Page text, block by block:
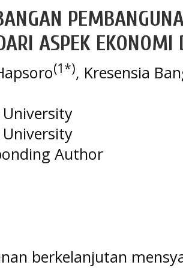
ASPEK EKONOMI
(1*), Kresensia
Author
berkelanjutan